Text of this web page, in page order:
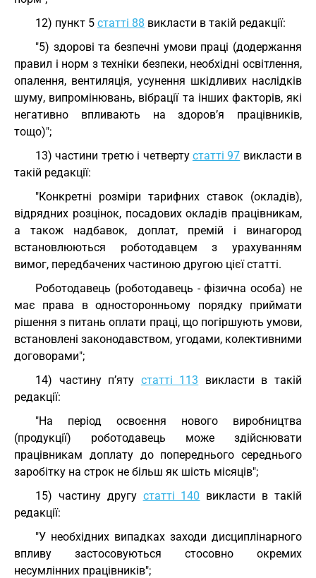
12) пункт 5 статті 88 викласти в такій редакції:
"5) здорові та безпечні умови праці (додержання
правил і норм з техніки безпеки, необхідні освітлення,
опалення, вентиляція, усунення шкідливих наслідків
шуму, випромінювань, вібрації та інших факторів, які
негативно впливають на здоров’я працівників,
тощо)";
13) частини третю і четверту статті 97 викласти в
такій редакції:
"Конкретні розміри тарифних ставок (окладів),
відрядних розцінок, посадових окладів працівникам,
а також надбавок, доплат, премій і винагород
встановлюються роботодавцем з урахуванням
вимог, передбачених частиною другою цієї статті.
Роботодавець (роботодавець - фізична особа) не
має права в односторонньому порядку приймати
рішення з питань оплати праці, що погіршують умови,
встановлені законодавством, угодами, колективними
договорами";
14) частину п’яту статті 113 викласти в такій
редакції:
"На період освоєння нового виробництва
(продукції) роботодавець може здійснювати
працівникам доплату до попереднього середнього
заробітку на строк не більш як шість місяців";
15) частину другу статті 140 викласти в такій
редакції:
"У необхідних випадках заходи дисциплінарного
впливу застосовуються стосовно окремих
несумлінних працівників";